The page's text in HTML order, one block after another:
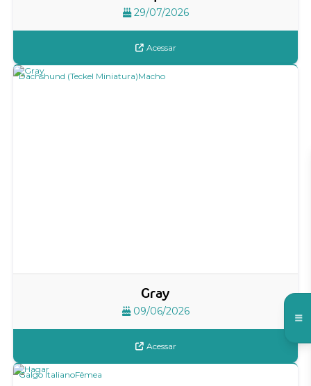
29/07/2026
Acessar
Gray
09/06/2026
Dachshund (Teckel Miniatura)Macho
Acessar
Galgo ItalianoFêmea